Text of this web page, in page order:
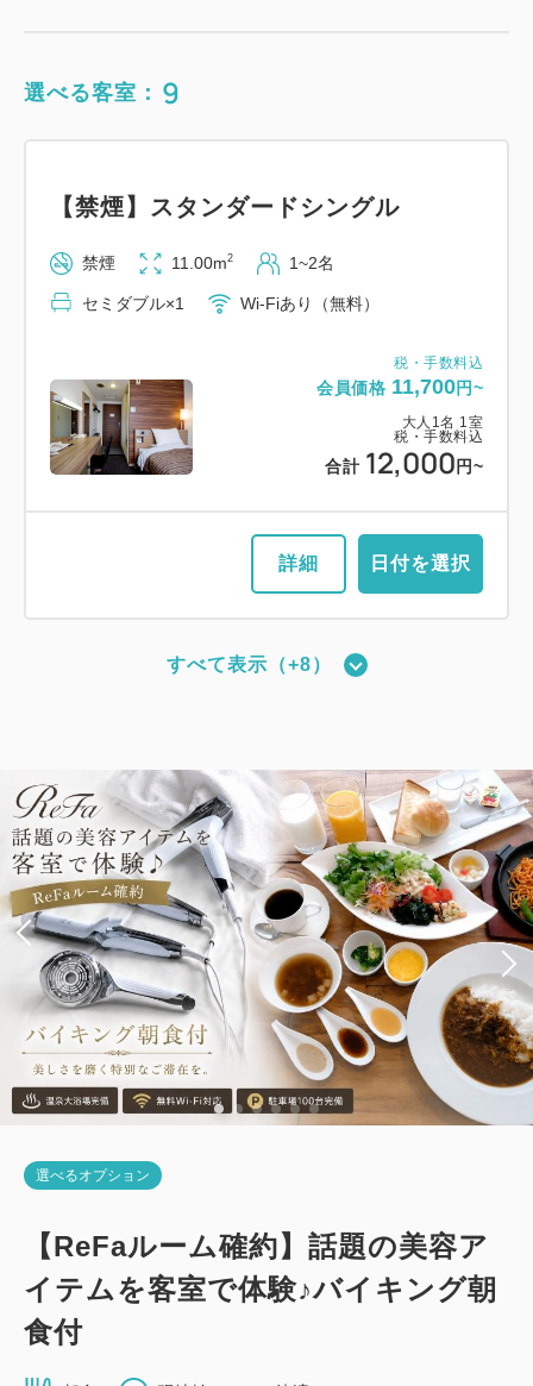
選べる客室： 9
税・手数料込
会員価格 11,700円~
大人 1名 1室
税・手数料込
合計 12,000 円~
【禁煙】スタンダードシングル
禁煙 11.00m2 1~2名
セミダブル×1 Wi-Fiあり（無料）
詳細 日付を選択
税・手数料込
会員価格 13,700 円~
大人1名 1室
税・手数料込
合計 14,000 円~
21.00m 1~2名
シングルサイズ×2 Wi-Fiあり（無料）
詳細 日付を選択
【禁煙】スタンダードツイン・3名可
禁煙 21.00m2 1~3名
シングルサイズ×2
すべて表示（+8）
選べるオプション
【ReFaルーム確約】話題の美容ア
イテムを客室で体験♪バイキング朝
食付